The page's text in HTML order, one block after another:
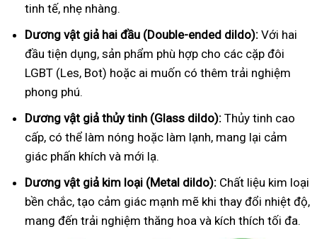
tinh tế, nhẹ nhàng.
Dương vật giả hai đầu (Double-ended dildo): Với hai
đầu tiện dụng, sản phẩm phù hợp cho các cặp đôi
LGBT (Les, Bot) hoặc ai muốn có thêm trải nghiệm
phong phú.
Dương vật giả thủy tinh (Glass dildo): Thủy tinh cao
cấp, có thể làm nóng hoặc làm lạnh, mang lại cảm
giác phấn khích và mới lạ.
Dương vật giả kim loại (Metal dildo): Chất liệu kim loại
bền chắc, tạo cảm giác mạnh mẽ khi thay đổi nhiệt độ,
mang đến trải nghiệm thăng hoa và kích thích tối đa.